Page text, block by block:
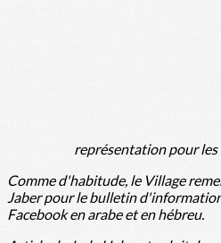
représentation pour les
Comme d'habitude, le Village
Jaber pour le bulletin
Facebook en arabe et en hébreu.